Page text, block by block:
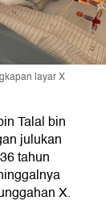
layar X
Talal bin
julukan
tahun
X.